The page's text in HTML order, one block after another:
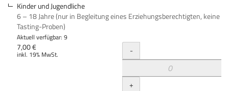
Kinder und Jugendliche
6 – 18 Jahre (nur in Begleitung eines Erziehungsberechtigten, keine
Tasting-Proben)
Aktuell verfügbar: 9
7,00 €
inkl. 19% MwSt. Menge
-
+